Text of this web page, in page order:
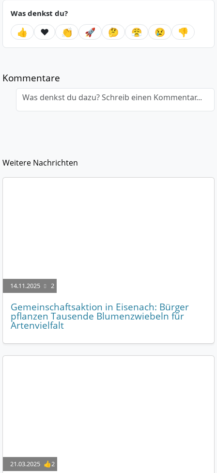
Was denkst du?
👍 ❤️ 👏 🚀 🤔 😤 😢 👎
Kommentare
Was denkst du dazu? Schreib einen Kommentar...
Weitere Nachrichten
14.11.2025 2
Gemeinschaftsaktion in Eisenach: Bürger
pflanzen Tausende Blumenzwiebeln für
Artenvielfalt
21.03.2025 👍2